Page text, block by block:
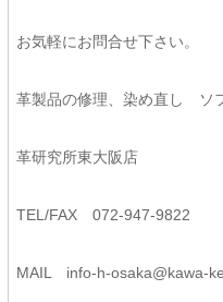
お気軽にお問合せ下さい。
革製品の修理、染め直し ソ
革研究所東大阪店
TEL/FAX 072-947-9822
MAIL info-h-osaka@kawa-